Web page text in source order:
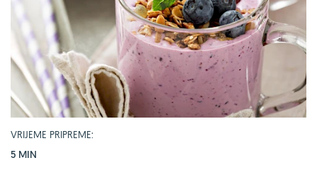
VRIJEME PRIPREME:
5 MIN